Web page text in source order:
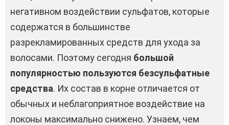
негативном воздействии сульфатов, которые
содержатся в большинстве
разрекламированных средств для ухода за
волосами. Поэтому сегодня большой
популярностью пользуются безсульфатные
средства. Их состав в корне отличается от
обычных и неблагоприятное воздействие на
локоны максимально снижено. Узнаем, чем